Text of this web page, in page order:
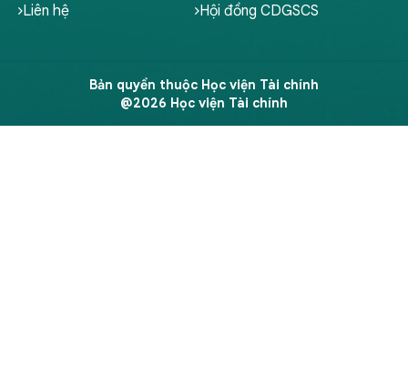
Liên hệ
Hội đồng CDGSCS
Bản quyền thuộc Học viện Tài chính
@2026 Học viện Tài chính